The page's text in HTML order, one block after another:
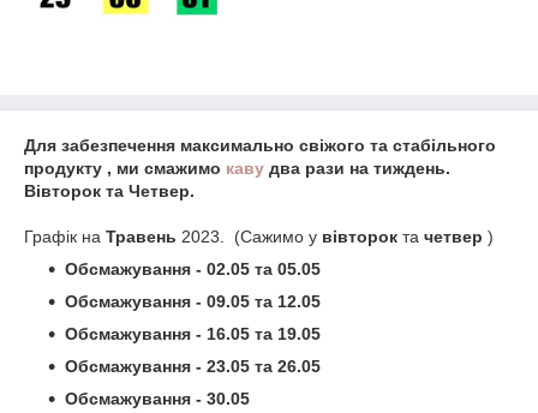
Для забезпечення максимально свіжого та стабільного
продукту , ми смажимо каву два рази на тиждень.
Вівторок та Четвер.
Графік на Травень 2023. (Сажимо у вівторок та четвер )
Обсмажування - 02.05 та 05.05
Обсмажування - 09.05 та 12.05
Обсмажування - 16.05 та 19.05
Обсмажування - 23.05 та 26.05
Обсмажування - 30.05